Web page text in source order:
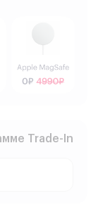
Trade-In